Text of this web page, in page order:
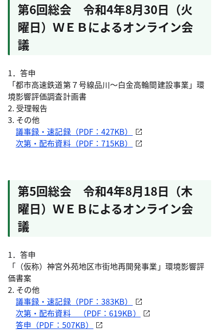
第6回総会 令和4年8月30日（火
曜日）ＷＥＢによるオンライン会
議
1．答申
「都市高速鉄道第７号線品川～白金高輪間建設事業」環
境影響評価調査計画書
2. 受理報告
3. その他
議事録・速記録（PDF：427KB）
次第・配布資料（PDF：715KB）
第5回総会 令和4年8月18日（木
曜日）ＷＥＢによるオンライン会
議
1．答申
「（仮称）神宮外苑地区市街地再開発事業」環境影響評
価書案
2. その他
議事録・速記録（PDF：383KB）
次第・配布資料 （PDF：619KB）
答申（PDF：507KB）